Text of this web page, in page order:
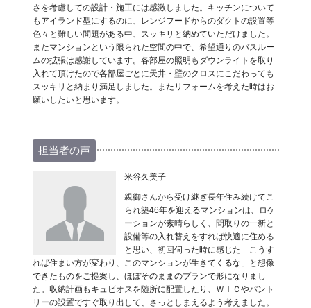
さを考慮しての設計・施工には感激しました。キッチンについて
もアイランド型にするのに、レンジフードからのダクトの設置等
色々と難しい問題がある中、スッキリと納めていただけました。
またマンションという限られた空間の中で、希望通りのバスルー
ムの拡張は感謝しています。各部屋の照明もダウンライトを取り
入れて頂けたので各部屋ごとに天井・壁のクロスにこだわっても
スッキリと納まり満足しました。またリフォームを考えた時はお
願いしたいと思います。
担当者の声
米谷久美子
親御さんから受け継ぎ長年住み続けてこ
られ築46年を迎えるマンションは、ロケ
ーションが素晴らしく、間取りの一新と
設備等の入れ替えをすれば快適に住める
と思い、初回伺った時に感じた「こうす
れば住まい方が変わり、このマンションが生きてくるな」と想像
できたものをご提案し、ほぼそのままのプランで形になりまし
た。収納計画もキュビオスを随所に配置したり、ＷＩＣやパント
リーの設置ですぐ取り出して、さっとしまえるよう考えました。